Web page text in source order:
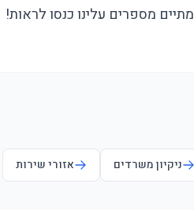
מספרים עלינו כנסו לראות!
ניקיון משרדים אזורי שירות